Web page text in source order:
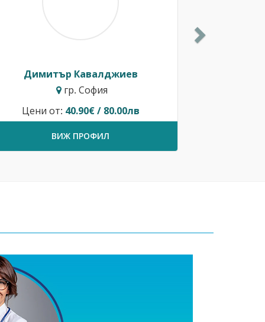
Димитър Кавалджиев
гр. София
Цени от: 40.90€ / 80.00лв
ВИЖ ПРОФИЛ